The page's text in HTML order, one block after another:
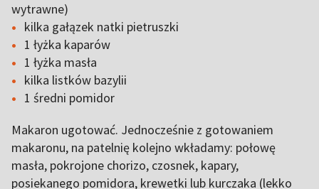
wytrawne)
kilka gałązek natki pietruszki
1 łyżka kaparów
1 łyżka masła
kilka listków bazylii
1 średni pomidor
Makaron ugotować. Jednocześnie z gotowaniem
makaronu, na patelnię kolejno wkładamy: połowę
masła, pokrojone chorizo, czosnek, kapary,
posiekanego pomidora, krewetki lub kurczaka (lekko